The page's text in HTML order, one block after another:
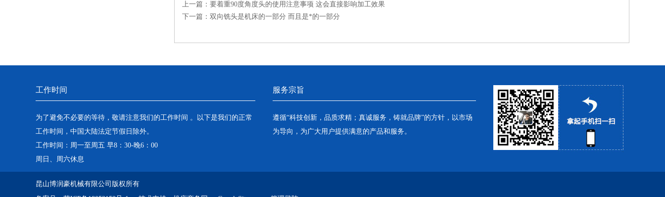
上一篇： 要着重90度角度头的使用注意事项 这会直接影响加工效果
下一篇： 双向铣头是机床的一部分 而且是*的一部分
工作时间
为了避免不必要的等待，敬请注意我们的工作时间 。以下是我们的正常
工作时间，中国大陆法定节假日除外。
工作时间：周一至周五 早8：30-晚6：00
周日、周六休息
服务宗旨
遵循“科技创新，品质求精；真诚服务，铸就品牌”的方针，以市场
为导向，为广大用户提供满意的产品和服务。
昆山博润豪机械有限公司版权所有